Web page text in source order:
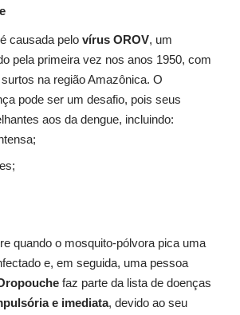
causada pelo vírus OROV, um
pela primeira vez nos anos 1950, com
na região Amazônica. O
pode ser um desafio, pois seus
aos da dengue, incluindo:
quando o mosquito-pólvora pica uma
e, em seguida, uma pessoa
faz parte da lista de doenças
e imediata, devido ao seu